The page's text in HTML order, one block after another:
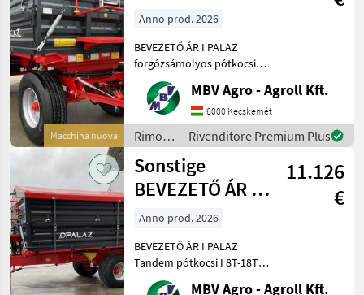
Macchina nuova
PALAZ
forgózsámolyos
pótkocsik I 8
Anno prod. 2026
BEVEZETŐ ÁR I PALAZ
forgózsámolyos pótkocsik I
8T-18T Ha PALAZ akkor
kizárólag az MBV AGRO!
Vásároljon közvetlenül az
importőrtől, a régió
legnagyobb PALAZ
keresked
MBV Agro - Agroll Kft.
6000 Kecskemét
Rimorchi
/
Sonstige
Rivenditore Premium Plus
Sonstige
BEVEZETŐ ÁR I
PALAZ Tandem
pótkocsi I 8T-18T
11.126
€
Anno prod. 2026
BEVEZETŐ ÁR I PALAZ
Tandem pótkocsi I 8T-18T
Ha PALAZ akkor kizárólag
MBV Agro - Agroll Kft.